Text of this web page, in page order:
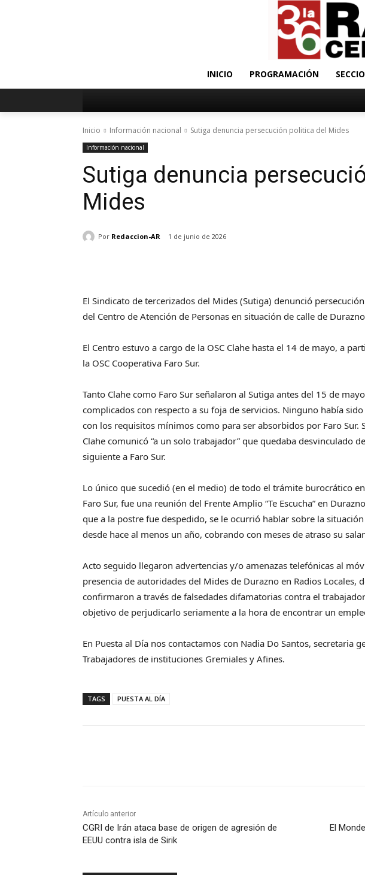
INICIO PROGRAMACIÓN
Inicio Información nacional Sutiga denuncia persecución politica del Mides
Información nacional
Sutiga denuncia
Mides
Por Redaccion-AR 1 de junio de 2026
El Sindicato de tercerizados del Mides (Sutiga) denunció
del Centro de Atención de Personas en situación de calle de
El Centro estuvo a cargo de la OSC Clahe hasta el 14 de mayo, a
la OSC Cooperativa Faro Sur.
Tanto Clahe como Faro Sur señalaron al Sutiga antes del 15 de
complicados con respecto a su foja de servicios. Ninguno había
con los requisitos mínimos como para ser absorbidos por Faro Sur.
Clahe comunicó “a un solo trabajador” que quedaba desvinculado
siguiente a Faro Sur.
Lo único que sucedió (en el medio) de todo el trámite burocrático
Faro Sur, fue una reunión del Frente Amplio “Te Escucha” en
que a la postre fue despedido, se le ocurrió hablar sobre la
desde hace al menos un año, cobrando con meses de atraso su
Acto seguido llegaron advertencias y/o amenazas telefónicas al
presencia de autoridades del Mides de Durazno en Radios Locales,
confirmaron a través de falsedades difamatorias contra el
objetivo de perjudicarlo seriamente a la hora de encontrar un
En Puesta al Día nos contactamos con Nadia Do Santos, secretaria
Trabajadores de instituciones Gremiales y Afines.
TAGS PUESTA AL DÍA
Artículo anterior
CGRI de Irán ataca base de origen de agresión de
EEUU contra isla de Sirik
El